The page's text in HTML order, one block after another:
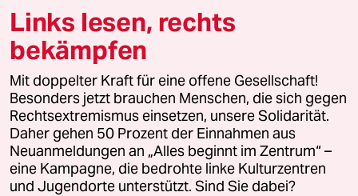
© 2026 taz Verlags und Vertriebs GmbH
Alle Rechte vorbehalten. Bei rechtlichen Fragen oder für Genehmigungen
wenden Sie sich bitte an lizenzen@taz.de
Feedback Redaktionsstatut Kommune-Richtlinien
Leitlinie Informant Datenschutz Impressum AGB
Links lesen, rechts
bekämpfen
Mit doppelter Kraft für eine offene Gesellschaft!
Besonders jetzt brauchen Menschen, die sich gegen
Rechtsextremismus einsetzen, unsere Solidarität.
Daher gehen 50 Prozent der Einnahmen aus
Neuanmeldungen an „Alles beginnt im Zentrum“ –
eine Kampagne, die bedrohte linke Kulturzentren
und Jugendorte unterstützt. Sind Sie dabei?